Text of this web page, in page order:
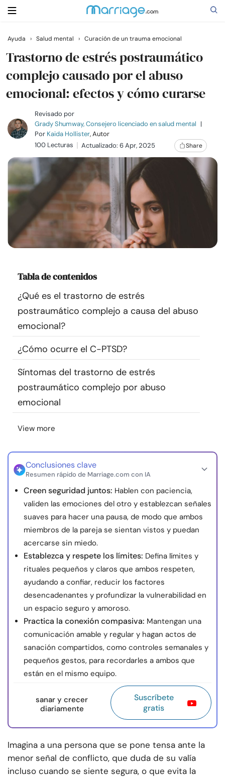
Buscar
Casarse
Relaciones
Familia
Ayuda
Cursos
Recursos
Encuentra un terapeuta
Sobre nosotros Contáctanos Escríbenos
Publicidad con
nosotros
© Copyright 2026. Todos los derechos reservados.
Ayuda › Salud mental › Curación de un trauma emocional
Trastorno de estrés postraumático
complejo causado por el abuso
emocional: efectos y cómo curarse
Revisado por
Grady Shumway, Consejero licenciado en salud mental |
Por Kaida Hollister, Autor
100 Lecturas
Actualizado: 6 Apr, 2025 Share
Tabla de contenidos
¿Qué es el trastorno de estrés
postraumático complejo a causa del abuso
emocional?
¿Cómo ocurre el C-PTSD?
Síntomas del trastorno de estrés
postraumático complejo por abuso
emocional
View more
Conclusiones clave
Resumen rápido de Marriage.com con IA
Creen seguridad juntos: Hablen con paciencia,
validen las emociones del otro y establezcan señales
suaves para hacer una pausa, de modo que ambos
miembros de la pareja se sientan vistos y puedan
acercarse sin miedo.
Establezca y respete los límites: Defina límites y
rituales pequeños y claros que ambos respeten,
ayudando a confiar, reducir los factores
desencadenantes y profundizar la vulnerabilidad en
un espacio seguro y amoroso.
Practica la conexión compasiva: Mantengan una
comunicación amable y regular y hagan actos de
sanación compartidos, como controles semanales y
pequeños gestos, para recordarles a ambos que
están en el mismo equipo.
sanar y crecer
diariamente
Suscríbete
gratis
Imagina a una persona que se pone tensa ante la
menor señal de conflicto, que duda de su valía
incluso cuando se siente segura, o que evita la